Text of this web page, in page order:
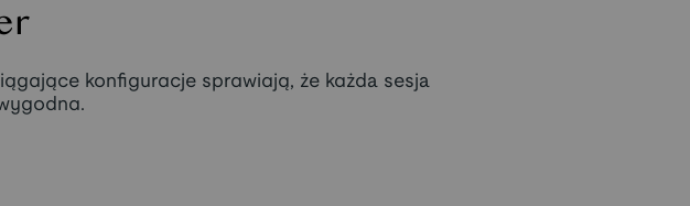
konfiguracje sprawiają, że każda sesja